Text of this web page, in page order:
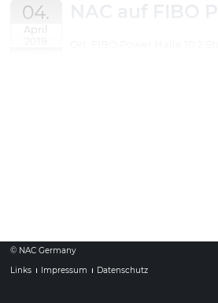
04.
April
© NAC Germany
Links
Impressum Datenschutz